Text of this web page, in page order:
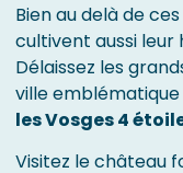
Bien au delà de
cultivent aussi
Délaissez les
ville
les Vosges 4
Visitez le château